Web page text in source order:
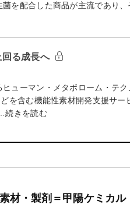
を配合した商品が主流であり
回る成長へ
ューマン・メタボローム・テ
を含む機能性素材開発支援サー
続きを読む
材・製剤＝甲陽ケミカ